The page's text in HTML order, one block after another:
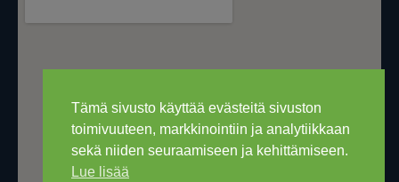
Tämä sivusto käyttää evästeitä sivuston
toimivuuteen, markkinointiin ja analytiikkaan
sekä niiden seuraamiseen ja kehittämiseen.
Lue lisää